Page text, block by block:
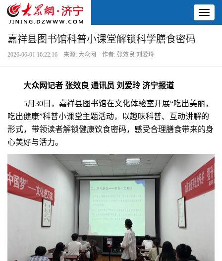
嘉祥县图书馆科普小课堂解锁科学膳食密码
2026-06-01 16:22:16 来源: 大众网 作者: 张效良 刘爱玲
大众网记者 张效良 通讯员 刘爱玲 济宁报道
5月30日，嘉祥县图书馆在文化体验室开展“吃出美丽，
吃出健康”科普小课堂主题活动，以趣味科普、互动讲解的
形式，带领读者解锁健康饮食密码，感受合理膳食带来的身
心美好与活力。